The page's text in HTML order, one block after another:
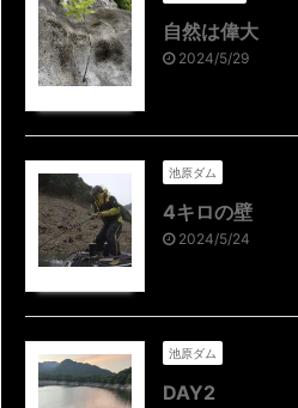
自然は偉大
2024/5/29
池原ダム
4キロの壁
2024/5/24
池原ダム
DAY2